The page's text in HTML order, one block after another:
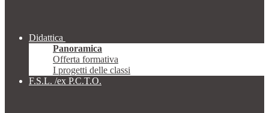
Didattica
Panoramica
Offerta formativa
I progetti delle classi
F.S.L. /ex P.C.T.O.